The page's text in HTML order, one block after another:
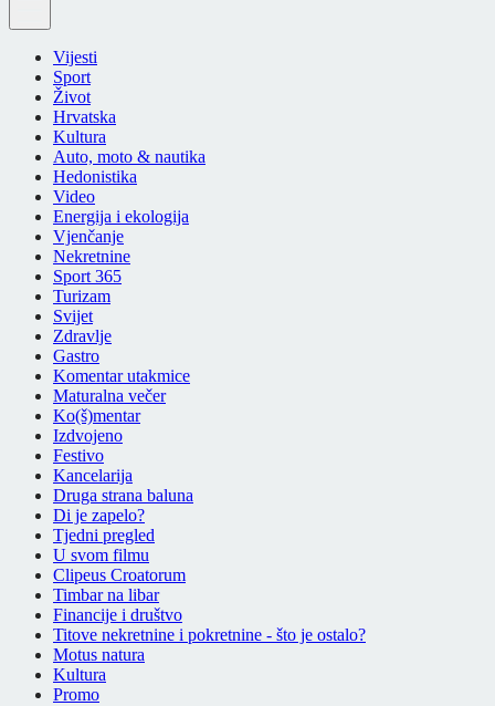
Vijesti
Sport
Život
Hrvatska
Kultura
Auto, moto & nautika
Hedonistika
Video
Energija i ekologija
Vjenčanje
Nekretnine
Sport 365
Turizam
Svijet
Zdravlje
Gastro
Komentar utakmice
Maturalna večer
Ko(š)mentar
Izdvojeno
Festivo
Kancelarija
Druga strana baluna
Di je zapelo?
Tjedni pregled
U svom filmu
Clipeus Croatorum
Timbar na libar
Financije i društvo
Titove nekretnine i pokretnine - što je ostalo?
Motus natura
Kultura
Promo